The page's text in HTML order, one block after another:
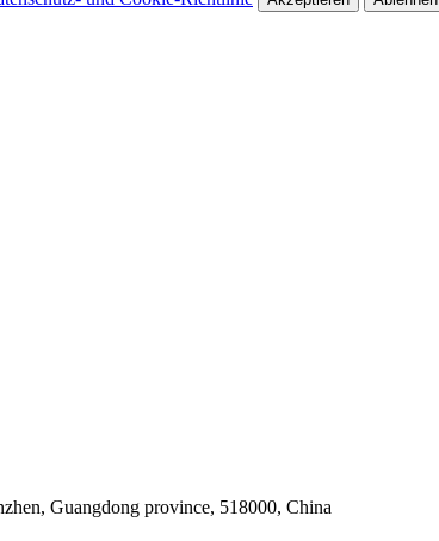
Guangdong province, 518000, China